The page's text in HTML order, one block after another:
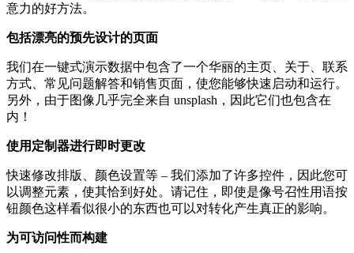
意力的好方法。
包括漂亮的预先设计的页面
我们在一键式演示数据中包含了一个华丽的主页、关于、联系
方式、常见问题解答和销售页面，使您能够快速启动和运行。
另外，由于图像几乎完全来自 unsplash，因此它们也包含在
内！
使用定制器进行即时更改
快速修改排版、颜色设置等 – 我们添加了许多控件，因此您可
以调整元素，使其恰到好处。请记住，即使是像号召性用语按
钮颜色这样看似很小的东西也可以对转化产生真正的影响。
为可访问性而构建